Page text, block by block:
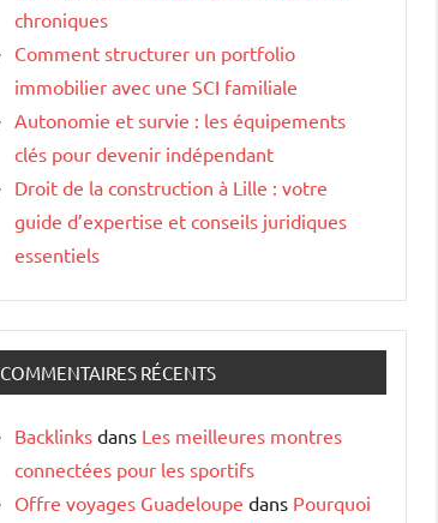
chroniques
Comment structurer un portfolio
immobilier avec une SCI familiale
Autonomie et survie : les équipements
clés pour devenir indépendant
Droit de la construction à Lille : votre
guide d’expertise et conseils juridiques
essentiels
COMMENTAIRES RÉCENTS
Backlinks dans Les meilleures montres
connectées pour les sportifs
Offre voyages Guadeloupe dans Pourquoi